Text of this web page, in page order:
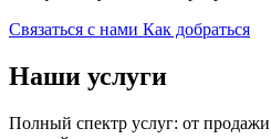
Связаться с нами Как добраться
Наши услуги
Полный спектр услуг: от